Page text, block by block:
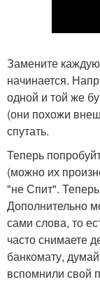
Замените
начинается.
одной и той же
(они похожи
спутать.
Теперь
(можно их
"не Спит".
Дополнительно
сами слова, то
часто снимаете
банкомату,
вспомнили свой